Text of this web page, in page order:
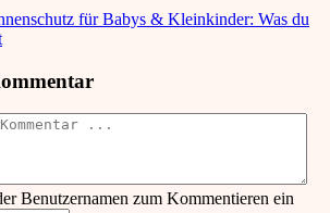
für Babys & Kleinkinder: Was du
Benutzernamen zum Kommentieren ein